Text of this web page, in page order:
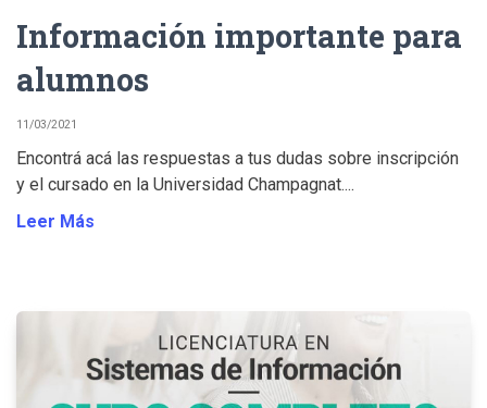
Información importante para
alumnos
11/03/2021
Encontrá acá las respuestas a tus dudas sobre inscripción
y el cursado en la Universidad Champagnat....
Leer Más